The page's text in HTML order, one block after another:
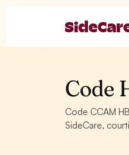
Code
Code CCAM
SideCare,